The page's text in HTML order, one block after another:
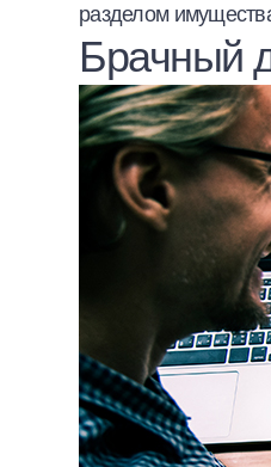
Онлайн-обменник
Премиальный
Мобильный банк
Потребительский
Карта КАКТУС
Продукты для
разделом
Брачный